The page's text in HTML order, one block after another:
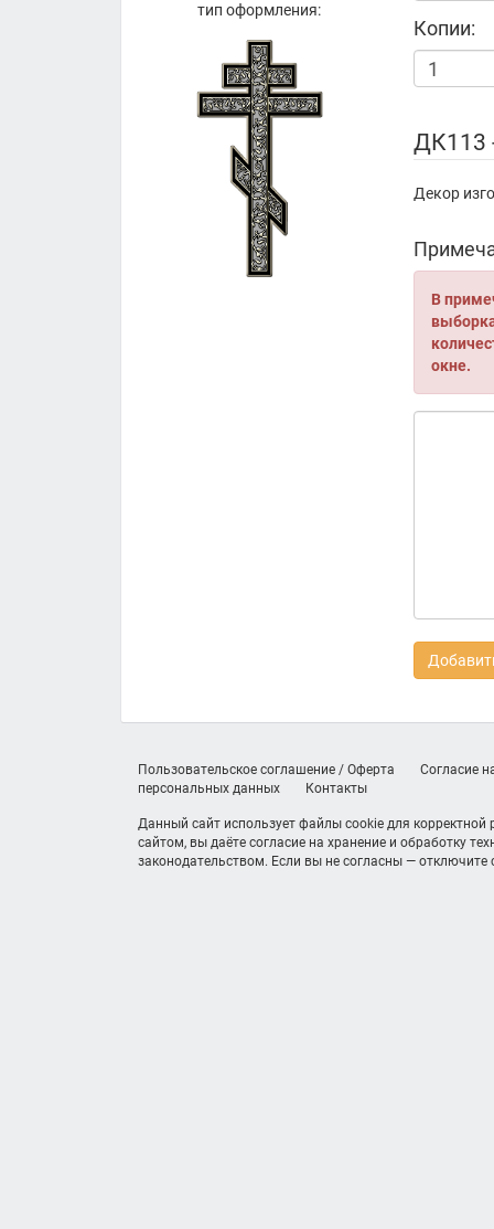
тип оформления:
Копии:
ДК113
Декор
В
окне.
Пользовательское соглашение / Оферта
Согласие
персональных данных
Контакты
Данный сайт использует файлы cookie для
сайтом, вы даёте согласие на хранение и обработку
законодательством. Если вы не согласны — отключите